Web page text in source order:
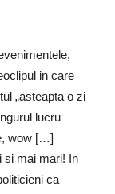
in care
„asteapta o zi
lucru
wow […]
si mai mari! In
ca